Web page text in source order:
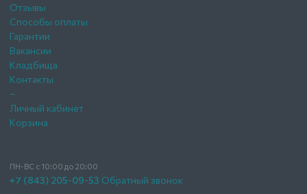
Отзывы
Способы оплаты
Гарантии
Вакансии
Кладбища
Контакты
–
Личный кабинет
Корзина
ПН-ВС с 10:00 до 20:00
+7 (843) 205-09-53 Обратный звонок